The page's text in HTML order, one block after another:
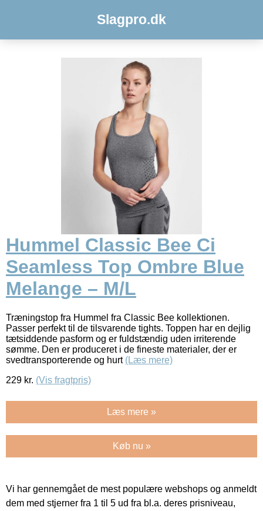
Slagpro.dk
Hummel Classic Bee Ci
Seamless Top Ombre Blue
Melange – M/L
Træningstop fra Hummel fra Classic Bee kollektionen.
Passer perfekt til de tilsvarende tights. Toppen har en dejlig
tætsiddende pasform og er fuldstændig uden irriterende
sømme. Den er produceret i de fineste materialer, der er
svedtransporterende og hurt (Læs mere)
229 kr. (Vis fragtpris)
Læs mere »
Køb nu »
Vi har gennemgået de mest populære webshops og anmeldt
dem med stjerner fra 1 til 5 ud fra bl.a. deres prisniveau,